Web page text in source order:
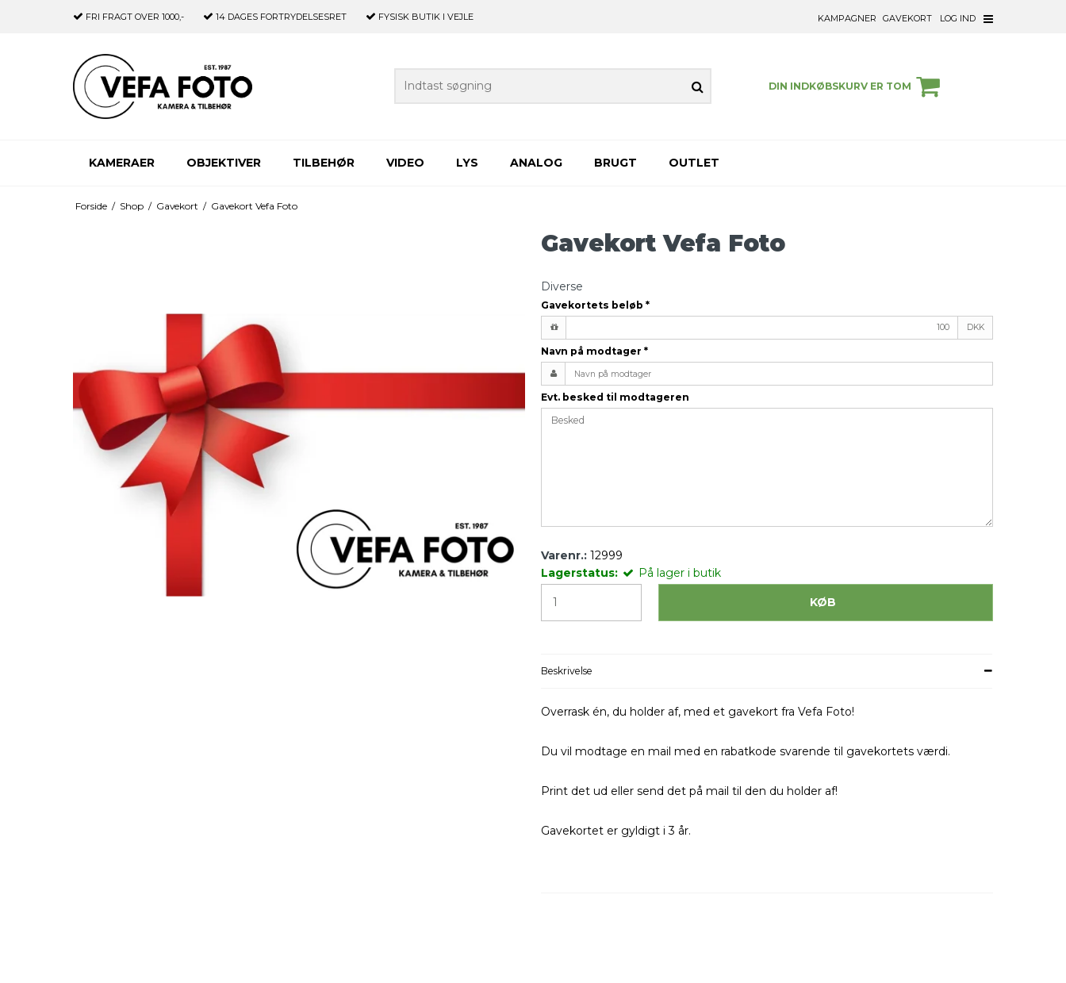
FRI FRAGT OVER 1000,- 14 DAGES FORTRYDELSESRET FYSISK BUTIK I VEJLE KAMPAGNER GAVEKORT LOG IND
DIN INDKØBSKURV ER TOM
KAMERAER OBJEKTIVER TILBEHØR VIDEO LYS ANALOG BRUGT OUTLET
Forside / Shop / Gavekort / Gavekort Vefa Foto
Gavekort Vefa Foto
Diverse
Gavekortets beløb *
DKK
Navn på modtager *
Evt. besked til modtageren
Varenr.: 12999
Lagerstatus:
På lager i butik
KØB
Beskrivelse
Overrask én, du holder af, med et gavekort fra Vefa Foto!
Du vil modtage en mail med en rabatkode svarende til gavekortets værdi.
Print det ud eller send det på mail til den du holder af!
Gavekortet er gyldigt i 3 år.